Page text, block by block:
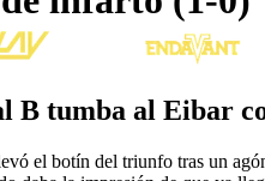
tumba al Eibar
el botín del triunfo tras un